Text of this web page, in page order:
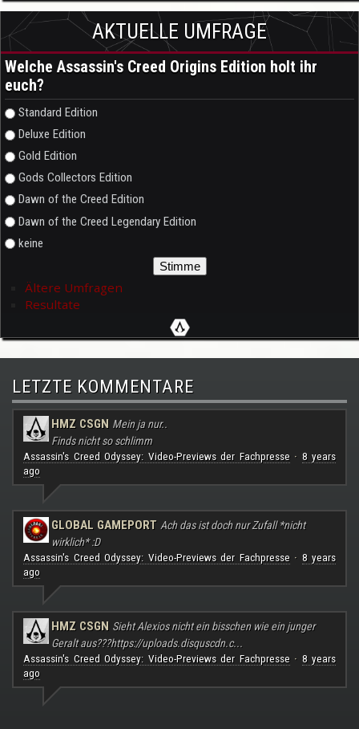
AKTUELLE UMFRAGE
Welche Assassin's Creed Origins Edition holt ihr
euch?
Auswahlmöglichkeiten
Standard Edition
Deluxe Edition
Gold Edition
Gods Collectors Edition
Dawn of the Creed Edition
Dawn of the Creed Legendary Edition
keine
Ältere Umfragen
Resultate
LETZTE KOMMENTARE
HMZ CSGN Mein ja nur..
Finds nicht so schlimm
Assassin's Creed Odyssey: Video-Previews der Fachpresse· 8 years
ago
GLOBAL GAMEPORT Ach das ist doch nur Zufall *nicht
wirklich* :D
Assassin's Creed Odyssey: Video-Previews der Fachpresse· 8 years
ago
HMZ CSGN Sieht Alexios nicht ein bisschen wie ein junger
Geralt aus???https://uploads.disquscdn.c...
Assassin's Creed Odyssey: Video-Previews der Fachpresse· 8 years
ago